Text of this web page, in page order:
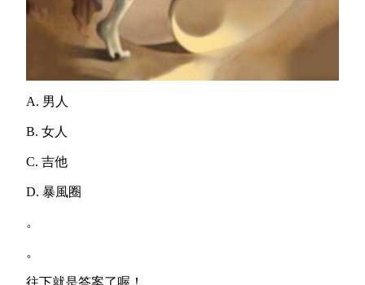
A. 男人
B. 女人
C. 吉他
D. 暴風圈
。
。
往下就是答案了喔！